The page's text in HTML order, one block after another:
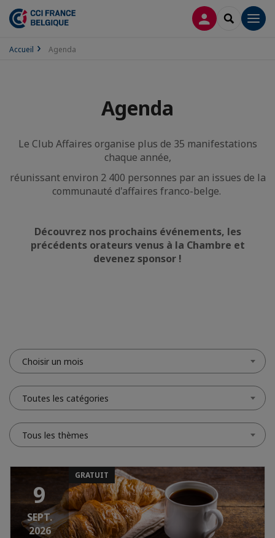
CONNEXION
Accueil Agenda
Agenda
Le Club Affaires organise plus de 35 manifestations
chaque année,
réunissant environ 2 400 personnes par an issues de la
communauté d'affaires franco-belge.
Découvrez nos prochains événements, les
précédents orateurs venus à la Chambre et
devenez sponsor !
Choisir un mois
Toutes les catégories
Tous les thèmes
9
SEPT.
2026
GRATUIT